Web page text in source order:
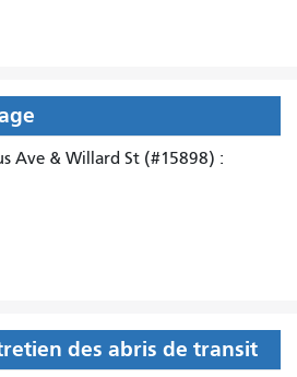
Ave & Willard St (#15898) :
des abris de transit